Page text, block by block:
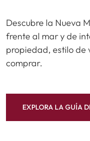
Descubre la Nueva
frente al mar y de
propiedad, estilo de
comprar.
EXPLORA LA GUÍA